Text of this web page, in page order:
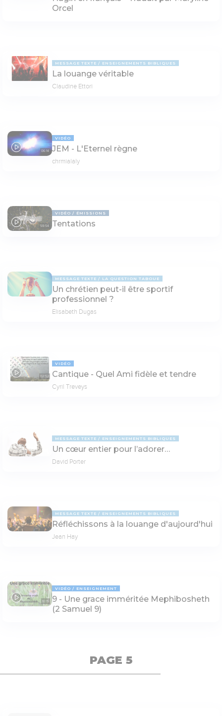
Orcel
MESSAGE TEXTE ENSEIGNEMENTS BIBLIQUES
La louange véritable
Claudine Ettori
06:14
VIDÉO
JEM - L'Eternel règne
chrmialaly
59:54
VIDÉO ÉMISSIONS
Tentations
MESSAGE TEXTE LA QUESTION TABOUE
Un chrétien peut-il être sportif
professionnel ?
Elisabeth Dugas
02:52
VIDÉO
Cantique - Quel Ami fidèle et tendre
Cyril Treveys
MESSAGE TEXTE ENSEIGNEMENTS BIBLIQUES
Un cœur entier pour l’adorer…
David Porter
MESSAGE TEXTE ENSEIGNEMENTS BIBLIQUES
Réfléchissons à la louange d'aujourd'hui
Jean Hay
10:15
VIDÉO ENSEIGNEMENT
9 - Une grace imméritée Mephibosheth
(2 Samuel 9)
PAGE 5